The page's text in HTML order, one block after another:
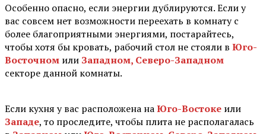
Особенно опасно, если энергии дублируются. Если у
вас совсем нет возможности переехать в комнату с
более благоприятными энергиями, постарайтесь,
чтобы хотя бы кровать, рабочий стол не стояли в Юго-
Восточном или Западном, Северо-Западном
секторе данной комнаты.
Если кухня у вас расположена наЮго-Востоке или
Западе, то проследите, чтобы плита не располагалась